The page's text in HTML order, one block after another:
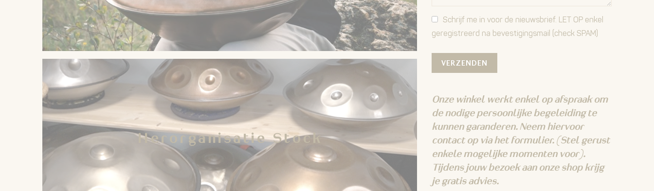
Bij een bezoek aan onze winkel of tijdens een workshop kan je verschillende opties uitproberen.
We bespreken samen de mogelijkheden, aangepast aan jouw wensen.
PS: De handpannen kunnen ook met bottom notes gemaakt worden.
Herorganisatie Stock
Herorganisatie Stock
Voor de basic modellen is de keuze gemaakt om enkel nog de D kurd 10 aan te bieden.
We hebben in onze shop nog verschillende andere basic modellen die daarom aan een korting (tot
200 euro) verkocht worden. Zoals bij elke handpan krijg je ook hier een zak, verzorgende olie,
individuele begeleiding en de mogelijkheid om je handpan te laten stemmen als er ooit een probleem
is. Deze handpannen kan je komen uitproberen in onze shop en gaan (incl. de korting) van 999 euro
tot 1699 euro. Hiervoor heb je een unieke stemming (of tot 12 noten) waar je heel veel plezier mee
kan beleven.
Schrijf me in voor de nieuwsbrief. LET OP enkel
geregistreerd na bevestigingsmail (check SPAM)
Onze winkel werkt enkel op afspraak om
de nodige persoonlijke begeleiding te
kunnen garanderen. Neem hiervoor
contact op via het formulier. (Stel gerust
enkele mogelijke momenten voor).
Tijdens jouw bezoek aan onze shop krijg
je gratis advies.